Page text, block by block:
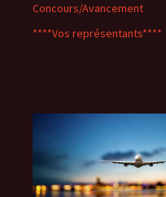
Concours/Avancement
****Vos représentants****